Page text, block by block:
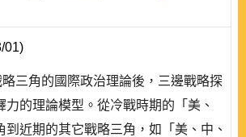
01)
三角的國際政治理論後，三邊戰略探
力的理論模型。從冷戰時期的「美、
到近期的其它戰略三角，如「美、中、